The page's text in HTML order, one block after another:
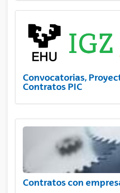
Convocatorias,
Contratos PIC
Contratos con